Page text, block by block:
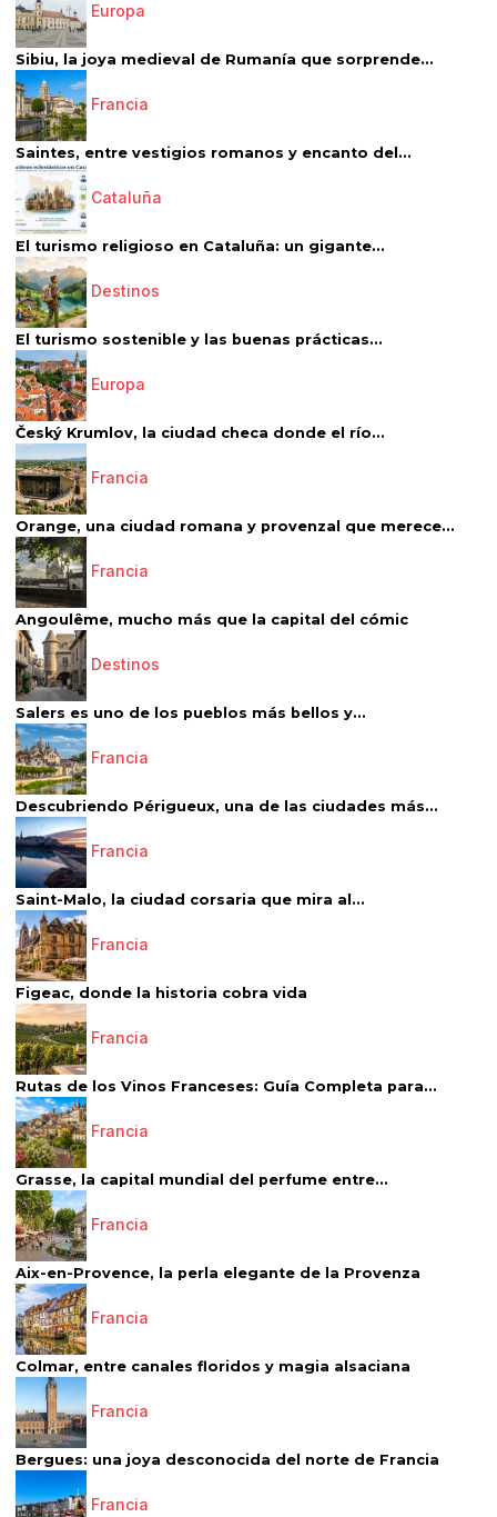
Europa
Sibiu, la joya medieval de Rumanía que sorprende...
Francia
Saintes, entre vestigios romanos y encanto del...
Cataluña
El turismo religioso en Cataluña: un gigante...
Destinos
El turismo sostenible y las buenas prácticas...
Europa
Český Krumlov, la ciudad checa donde el río...
Francia
Orange, una ciudad romana y provenzal que merece...
Francia
Angoulême, mucho más que la capital del cómic
Destinos
Salers es uno de los pueblos más bellos y...
Francia
Descubriendo Périgueux, una de las ciudades más...
Francia
Saint-Malo, la ciudad corsaria que mira al...
Francia
Figeac, donde la historia cobra vida
Francia
Rutas de los Vinos Franceses: Guía Completa para...
Francia
Grasse, la capital mundial del perfume entre...
Francia
Aix-en-Provence, la perla elegante de la Provenza
Francia
Colmar, entre canales floridos y magia alsaciana
Francia
Bergues: una joya desconocida del norte de Francia
Francia